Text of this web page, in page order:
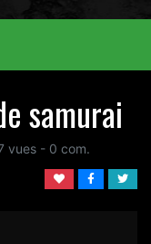
samurai
vues - 0 com.